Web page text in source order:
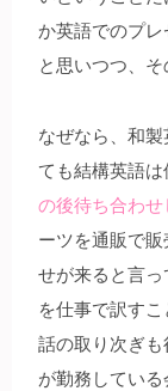
か英語でのプ
と思いつつ、そ
なぜなら、和
ても結構英語は
の後待ち合わせ
ーツを通販で
せが来ると言
を仕事で訳す
話の取り次ぎ
が勤務してい